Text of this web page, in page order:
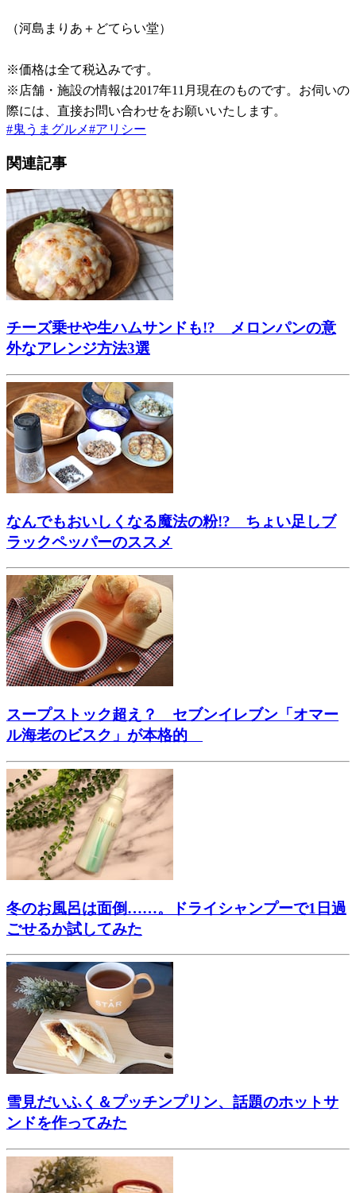
（河島まりあ＋どてらい堂）
※価格は全て税込みです。
※店舗・施設の情報は2017年11月現在のものです。お伺いの
際には、直接お問い合わせをお願いいたします。
#鬼うまグルメ#アリシー
関連記事
チーズ乗せや生ハムサンドも!? メロンパンの意
外なアレンジ方法3選
なんでもおいしくなる魔法の粉!? ちょい足しブ
ラックペッパーのススメ
スープストック超え？ セブンイレブン「オマー
ル海老のビスク」が本格的
冬のお風呂は面倒……。ドライシャンプーで1日過
ごせるか試してみた
雪見だいふく＆プッチンプリン、話題のホットサ
ンドを作ってみた